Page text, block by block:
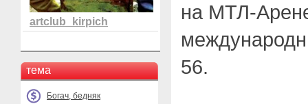
artclub_kirpich
тема
Богач, бедняк
на МТЛ-
56.